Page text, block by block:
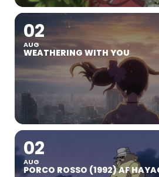
02
AUG
WEATHERING WITH YOU
02
AUG
PORCO ROSSO (1992) AF